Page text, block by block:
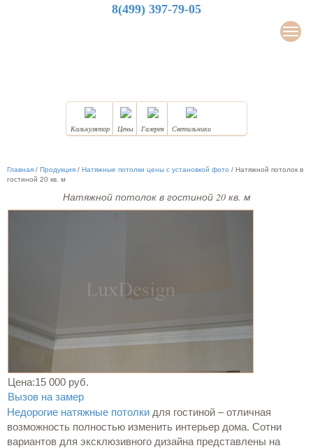
8(499) 397-79-05
Калькулятор Цены Галерея Светильники
Главная / Продукция / Натяжные потолки цены с установкой фото / Натяжной потолок в
гостиной 20 кв. м
Натяжной потолок в гостиной 20 кв. м
Цена:15 000 руб.
Вызов на замер
Недорогие натяжные потолки для гостиной – отличная
возможность полностью изменить интерьер дома. Сотни
вариантов для эксклюзивного дизайна представлены на